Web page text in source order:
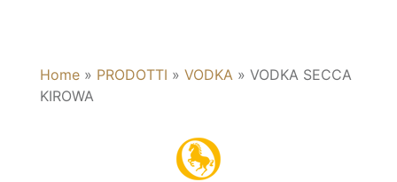
Home » PRODOTTI » VODKA » VODKA SECCA
KIROWA